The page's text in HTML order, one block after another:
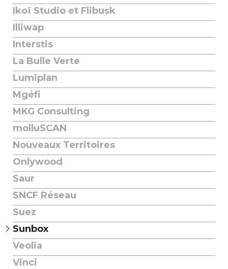
Ikoï Studio et Flibusk
Illiwap
Interstis
La Bulle Verte
Lumiplan
Mgéfi
MKG Consulting
molluSCAN
Nouveaux Territoires
Onlywood
Saur
SNCF Réseau
Suez
Sunbox
Veolia
Vinci